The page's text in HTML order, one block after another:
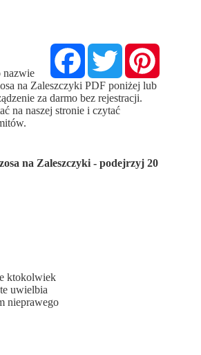
FacebookTwitter Pinterest
nazwie
na Zaleszczyki PDF poniżej lub
za darmo bez rejestracji.
na naszej stronie i czytać
na Zaleszczyki - podejrzyj 20